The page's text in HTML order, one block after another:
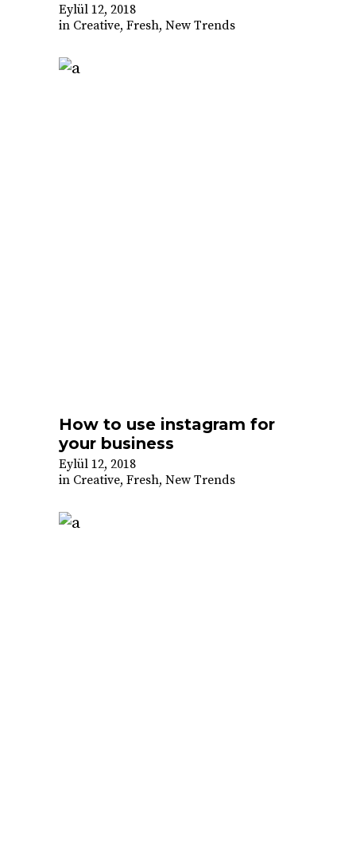
Eylül 12, 2018
in Creative, Fresh, New Trends
How to use instagram for
your business
Eylül 12, 2018
in Creative, Fresh, New Trends